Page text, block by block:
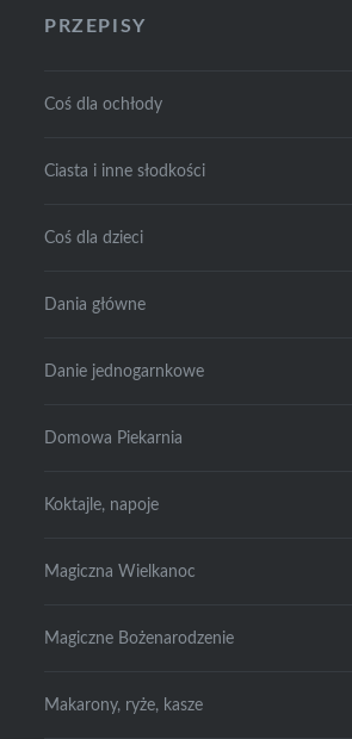
PRZEPISY
Coś dla ochłody
Ciasta i inne słodkości
Coś dla dzieci
Dania główne
Danie jednogarnkowe
Domowa Piekarnia
Koktajle, napoje
Magiczna Wielkanoc
Magiczne Bożenarodzenie
Makarony, ryże, kasze